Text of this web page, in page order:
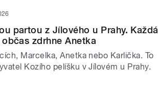
partou z Jílového u Prahy. Každá
zdrhne Anetka
Marcelka, Anetka nebo Karlička. To
Kozího pelíšku v Jílovém u Prahy.